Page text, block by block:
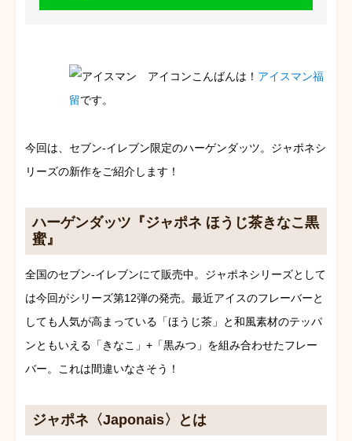
こんばんは！ アイスマン福
留です。
今回は、セブン-イレブン限定のハーゲンダッツ。ジャポネシ
リーズの新作をご紹介します！
ハーゲンダッツ『ジャポネ ほうじ茶きなこ黒
蜜』
全国のセブン-イレブンにて販売中。ジャポネシリーズとして
は今回がシリーズ第12弾の発売。最近アイスのフレーバーと
しても人気が高まっている「ほうじ茶」と和風素材のテッパ
ンともいえる「きなこ」+「黒みつ」を組み合わせたフレー
バー。これは間違いなさそう！
ジャポネ〈Japonais〉とは